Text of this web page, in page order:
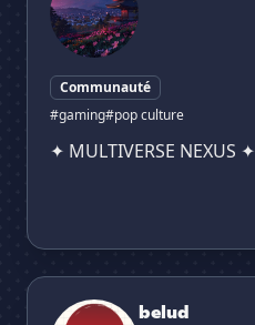
Communauté
#gaming#pop culture
✦ MULTIVERSE NEXUS ✦
belud
belud